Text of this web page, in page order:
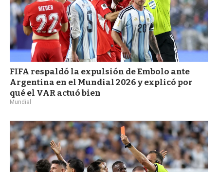
FIFA respaldó la expulsión de Embolo ante
Argentina en el Mundial 2026 y explicó por
qué el VAR actuó bien
Mundial